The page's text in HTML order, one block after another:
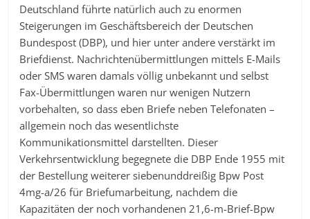
Deutschland führte natürlich auch zu enormen
Steigerungen im Geschäftsbereich der Deutschen
Bundespost (DBP), und hier unter andere verstärkt im
Briefdienst. Nachrichtenübermittlungen mittels E-Mails
oder SMS waren damals völlig unbekannt und selbst
Fax-Übermittlungen waren nur wenigen Nutzern
vorbehalten, so dass eben Briefe neben Telefonaten –
allgemein noch das wesentlichste
Kommunikationsmittel darstellten. Dieser
Verkehrsentwicklung begegnete die DBP Ende 1955 mit
der Bestellung weiterer siebenunddreißig Bpw Post
4mg-a/26 für Briefumarbeitung, nachdem die
Kapazitäten der noch vorhandenen 21,6-m-Brief-Bpw